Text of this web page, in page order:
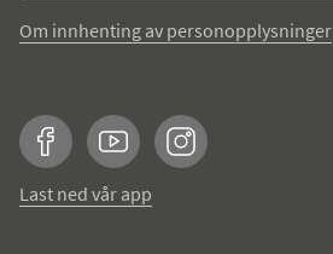
Om innhenting av personopplysninger
FacebookYouTubeInstagram
Last ned vår app